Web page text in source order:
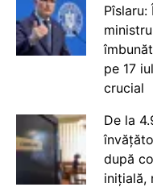
pe 17
crucial
De la
după
inițială,